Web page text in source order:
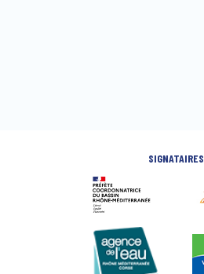
SIGNATAIRES